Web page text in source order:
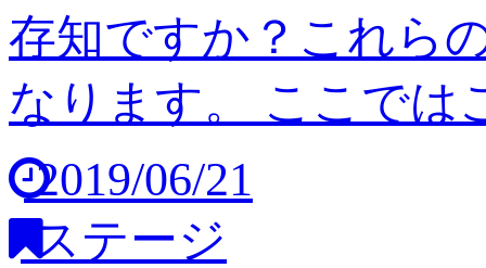
存知ですか？これら
なります。 ここでは
2019/06/21
ステージ